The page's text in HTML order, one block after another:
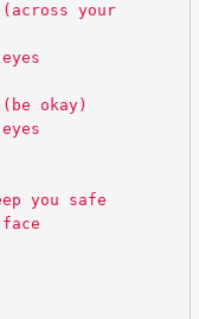
your
okay)
you safe